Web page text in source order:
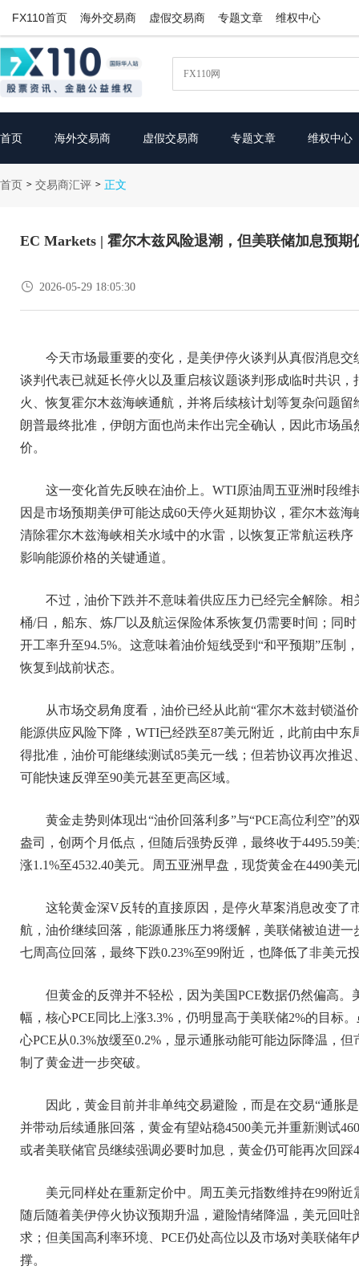
FX110首页 海外交易商 虚假交易商 专题文章 维权中心
首页 海外交易商 虚假交易商 专题文章 维权中心
首页 > 交易商汇评 > 正文
EC Markets | 霍尔木兹风险退潮，但美联储加息预期
 2026-05-29 18:05:30
今天市场最重要的变化，是美伊停火谈判从真假消息
谈判代表已就延长停火以及重启核议题谈判形成临时共识
火、恢复霍尔木兹海峡通航，并将后续核计划等复杂问题
朗普最终批准，伊朗方面也尚未作出完全确认，因此市场
价。
这一变化首先反映在油价上。WTI原油周五亚洲时段
因是市场预期美伊可能达成60天停火延期协议，霍尔木兹
清除霍尔木兹海峡相关水域中的水雷，以恢复正常航运秩
影响能源价格的关键通道。
不过，油价下跌并不意味着供应压力已经完全解除。
桶/日，船东、炼厂以及航运保险体系恢复仍需要时间；同
开工率升至94.5%。这意味着油价短线受到“和平预期”压制
恢复到战前状态。
从市场交易角度看，油价已经从此前“霍尔木兹封锁溢
能源供应风险下降，WTI已经跌至87美元附近，此前由中
得批准，油价可能继续测试85美元一线；但若协议再次推
可能快速反弹至90美元甚至更高区域。
黄金走势则体现出“油价回落利多”与“PCE高位利空”
盎司，创两个月低点，但随后强势反弹，最终收于4495.59
涨1.1%至4532.40美元。周五亚洲早盘，现货黄金在4490美
这轮黄金深V反转的直接原因，是停火草案消息改变
航，油价继续回落，能源通胀压力将缓解，美联储被迫进
七周高位回落，最终下跌0.23%至99附近，也降低了非美元
但黄金的反弹并不轻松，因为美国PCE数据仍然偏高。
幅，核心PCE同比上涨3.3%，仍明显高于美联储2%的目标
心PCE从0.3%放缓至0.2%，显示通胀动能可能边际降温，
制了黄金进一步突破。
因此，黄金目前并非单纯交易避险，而是在交易“通胀
并带动后续通胀回落，黄金有望站稳4500美元并重新测试
或者美联储官员继续强调必要时加息，黄金仍可能再次回踩
美元同样处在重新定价中。周五美元指数维持在99附
随后随着美伊停火协议预期升温，避险情绪降温，美元回
求；但美国高利率环境、PCE仍处高位以及市场对美联储
撑。